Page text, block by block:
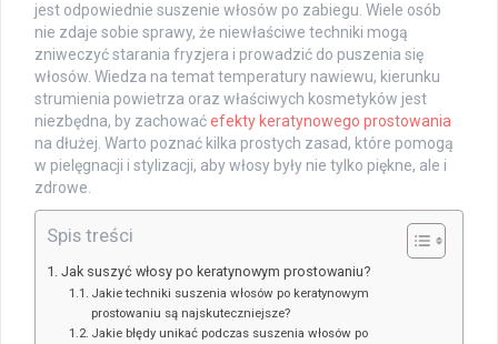
jest odpowiednie suszenie włosów po zabiegu. Wiele osób
nie zdaje sobie sprawy, że niewłaściwe techniki mogą
zniweczyć starania fryzjera i prowadzić do puszenia się
włosów. Wiedza na temat temperatury nawiewu, kierunku
strumienia powietrza oraz właściwych kosmetyków jest
niezbędna, by zachowaćefekty keratynowego prostowania
na dłużej. Warto poznać kilka prostych zasad, które pomogą
w pielęgnacji i stylizacji, aby włosy były nie tylko piękne, ale i
zdrowe.
Spis treści
Jak suszyć włosy po keratynowym prostowaniu?
Jakie techniki suszenia włosów po keratynowym
prostowaniu są najskuteczniejsze?
Jakie błędy unikać podczas suszenia włosów po